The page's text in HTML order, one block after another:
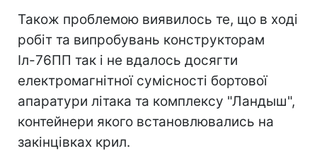
Також проблемою виявилось те, що в ході
робіт та випробувань конструкторам
Іл-76ПП так і не вдалось досягти
електромагнітної сумісності бортової
апаратури літака та комплексу "Ландыш",
контейнери якого встановлювались на
закінцівках крил.